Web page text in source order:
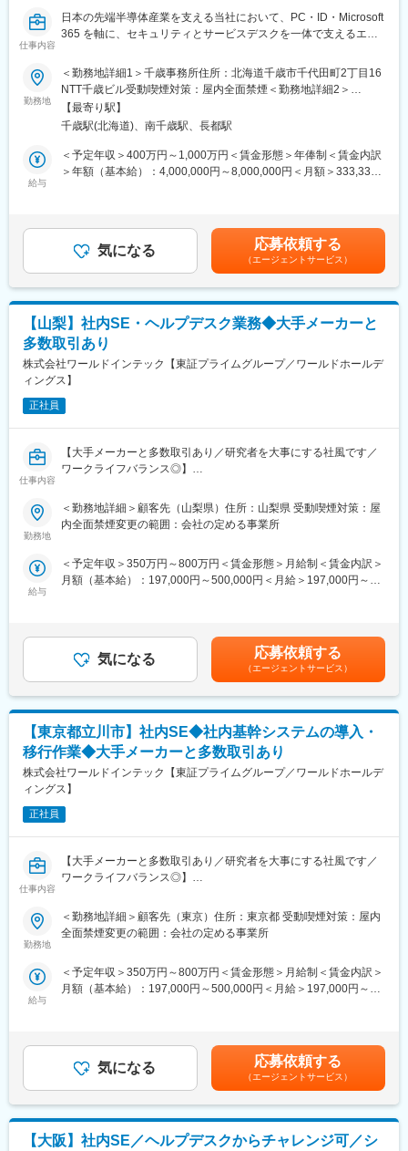
オフショアを中核にしたオペレーションセンターを立ち上げる。
QCD最適化を図り、グローバルシェアードサービスとして提供
ITSM機能の開発、他モジュール・AI等の最新IT技術を取り込みで
自動化促進、及び グローバルServiceNow COE体制の企画、構
築
革の中心として、16万人規模のユーザー体験を刷新する影響力の
大きい仕事であり、グローバルIT運用改革・オフショア活用・AI
変更の範囲：会社の定める業務
仕事内容
日本の先端半導体産業を支える当社において、PC・ID・Microsoft
365 を軸に、セキュリティとサービスデスクを一体で支えるエン
以下の業務を担当していただきます。（ご経験・適正に応じて業
務範囲は調整します）
■エンドポイント／M365 基盤・セキュリティ
Microsoft 365（Entra ID 含む）の設計・運用・利活用推進
PC／スマートフォン／タブレット等のデバイス方針策定・運用管
エンドポイントのセキュリティ設定・標準化
■ サービスデスク／サポートデスク
社内サービスデスクとしての問い合わせ一次～二次対応
支援ベンダーを含むサービスデスク運用・品質管理
サービス改善（問い合わせ削減・自己解決率向上）
【Rapidusについて】
半導体は「産業のコメ」ともいわれる、今やあらゆる技術の開
発、進化に欠かせないものとなっています。かつては世界でも最
ファウンドリが台頭し、日の丸半導体は劣勢にあります。そんな
中で最先端の2ナノ半導体及びさらにその先の次世代半導体の国内
■産官学連携について
大手企業8社から総額73億円の出資を受け、「ポスト5G基金事
新エネルギー・産業技術総合開発機構（NEDO）から開発事業費
700億円を受けています。また、技術研究組合最先端半導体技術
変更の範囲：会社の定める業務
勤務地
＜勤務地詳細1＞千歳事務所住所：北海道千歳市千代田町2丁目16
NTT千歳ビル受動喫煙対策：屋内全面禁煙＜勤務地詳細2＞
IIM（千歳工場）住所：北海道千歳市 受動喫煙対策：屋内全面禁煙
変更の範囲：会社の定める事業所（リモートワーク含む）
【最寄り駅】
千歳駅(北海道)、南千歳駅、長都駅
給与
＜予定年収＞400万円～1,000万円＜賃金形態＞年俸制＜賃金内訳
＞年額（基本給）：4,000,000円～8,000,000円＜月額＞333,333
気になる 応募依頼する
（エージェントサービス）
【山梨】社内SE・ヘルプデスク業務◆大手メーカーと
多数取引あり
株式会社ワールドインテック【東証プライムグループ／ワールドホールデ
ィングス】
正社員
仕事内容
【大手メーカーと多数取引あり／研究者を大事にする社風です／
ワークライフバランス◎】
■業務内容：
社内SE・ヘルプデスク 業務をお任せいたします。
業務：アプリケーション系、インフラ ネットワーク構築、サー
■使用ツール：
働きやすい環境は言うまでもありませんが、技術者として成長出
来る環境を準備してもらっていますので、技術者としての成長速
度をより加速出来る環境であります
■当社のキャリアプラン：
1）初期研修：導入研修
就業規則や評価制度の説明など
3）入社3年目～キャリアUP支援制度
※面談を行い、ご本人の強みを更に強化し弱みを補うための技術研
します。
・「FOR Alliance System」という、担当営業、クライアントリー
ダー、シニアエキスパートの3者によるサポート体制があります。
クスタイルです。
・実務に必要なスキルを身に付けることができる教育研修制度が
方、エンジニアから管理職を目指す方、様々な方が活躍できるフ
ィールドを用意しています。
変更の範囲：会社の定める業務
勤務地
＜勤務地詳細＞顧客先（山梨県）住所：山梨県 受動喫煙対策：屋
内全面禁煙変更の範囲：会社の定める事業所
給与
＜予定年収＞350万円～800万円＜賃金形態＞月給制＜賃金内訳＞
月額（基本給）：197,000円～500,000円＜月給＞197,000円～
合、賞与支給はございません。賃金はあくまでも目安の金額であ
り、選考を通じて上下する可能性があります。月給(月額)は固定手
気になる 応募依頼する
（エージェントサービス）
【東京都立川市】社内SE◆社内基幹システムの導入・
移行作業◆大手メーカーと多数取引あり
株式会社ワールドインテック【東証プライムグループ／ワールドホールデ
ィングス】
正社員
仕事内容
【大手メーカーと多数取引あり／研究者を大事にする社風です／
ワークライフバランス◎】
■業務内容：
社内基幹システムの導入・移行作業に従事いただきます。
1）MS EXCEL、ACCESS等を活用したデータ加工
■使用ツール：
大規模な基幹システムの導入・移行作業を経験でき、データベー
ス(ORACLE)操作の習得が可能。
■魅力：
人材を育てようとする意志があり、職場雰囲気が良い
チャレンジすればするほど仕事がやりやすい環境
勤務地
＜勤務地詳細＞顧客先（東京）住所：東京都 受動喫煙対策：屋内
全面禁煙変更の範囲：会社の定める事業所
給与
＜予定年収＞350万円～800万円＜賃金形態＞月給制＜賃金内訳＞
月額（基本給）：197,000円～500,000円＜月給＞197,000円～
合、賞与支給はございません。賃金はあくまでも目安の金額であ
り、選考を通じて上下する可能性があります。月給(月額)は固定手
気になる 応募依頼する
（エージェントサービス）
【大阪】社内SE／ヘルプデスクからチャレンジ可／シ